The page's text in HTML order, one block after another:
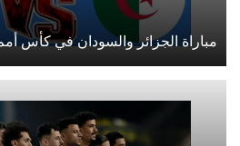
مباراة الجزائر والسودان في كأس أمم